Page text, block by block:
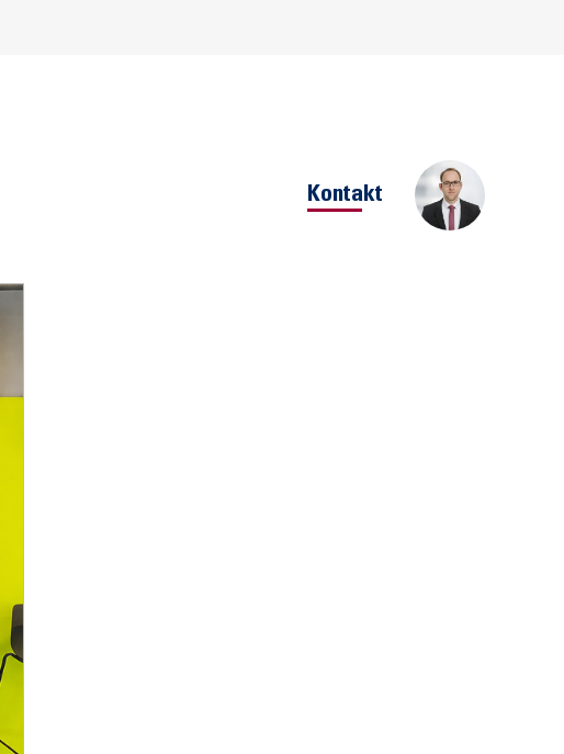
Kontakt